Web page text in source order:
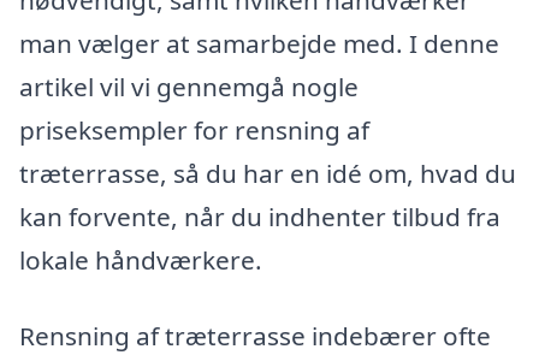
man vælger at samarbejde med. I denne
artikel vil vi gennemgå nogle
priseksempler for rensning af
træterrasse, så du har en idé om, hvad du
kan forvente, når du indhenter tilbud fra
lokale håndværkere.
Rensning af træterrasse indebærer ofte